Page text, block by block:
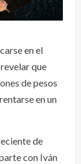
en el
que
de pesos
en un
de
con Iván